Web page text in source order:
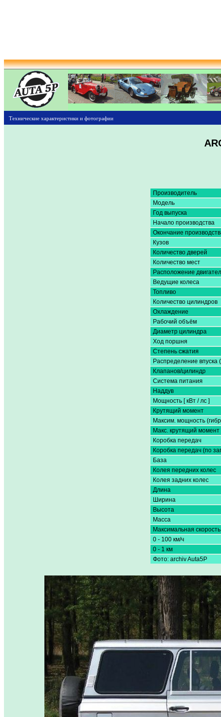
Технические характеристики и фотографии
Производитель
Модель
Год выпуска
Начало производства
Окончание
Кузов
Количество дверей
Количество мест
Расположение
Ведущие колеса
Топливо
Количество цилиндров
Охлаждение
Рабочий объём
Диаметр цилиндра
Ход поршня
Степень сжатия
Распределение впуска
Клапанов/цилиндр
Система питания
Наддув
Мощность [ кВт / лс ]
Крутящий момент
Максим. мощность
Макс. крутящий момент
Коробка передач
Коробка передач (по
База
Колея передних колес
Колея задних колес
Длина
Ширина
Высота
Масса
Максимальная скорость
0 - 100 км/ч
0 - 1 км
Фото: archiv Auta5P